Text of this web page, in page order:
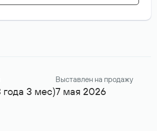
3 мес)
Выставлен на продажу
7 мая 2026